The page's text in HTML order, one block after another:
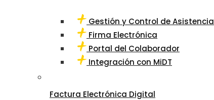
Gestión y Control de Asistencia
Firma Electrónica
Portal del Colaborador
Integración con MiDT
Factura Electrónica Digital